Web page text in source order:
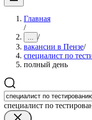
Главная
/
... /
вакансии в Пензе/
специалист по
полный день
специалист по